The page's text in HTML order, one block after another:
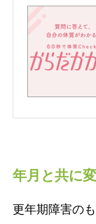
年月と共に
更年期障害の